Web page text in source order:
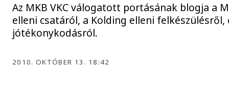
Az MKB VKC válogatott portásának blogja a
elleni csatáról, a Kolding elleni felkészülésről,
jótékonykodásról.
2010. OKTÓBER 13. 18:42